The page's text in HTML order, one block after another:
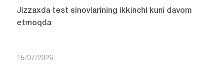
Jizzaxda test sinovlarining ikkinchi kuni davom
etmoqda
15/07/2026